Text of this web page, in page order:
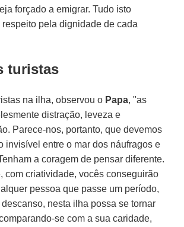
forçado a emigrar. Tudo isto
pela dignidade de cada
turistas
na ilha, observou o Papa, "as
distração, leveza e
Parece-nos, portanto, que devemos
invisível entre o mar dos náufragos e
a coragem de pensar diferente.
com criatividade, vocês conseguirão
pessoa que passe um período,
nesta ilha possa se tornar
se com a sua caridade,